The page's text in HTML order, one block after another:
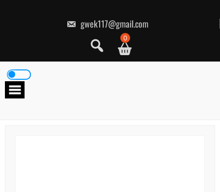
gwek117@gmail.com
0